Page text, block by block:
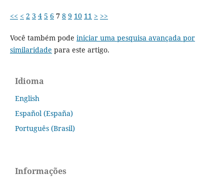
<< < 2 3 4 5 6 7 8 9 10 11 > >>
Você também pode iniciar uma pesquisa avançada por
similaridade para este artigo.
Idioma
English
Español (España)
Português (Brasil)
Informações